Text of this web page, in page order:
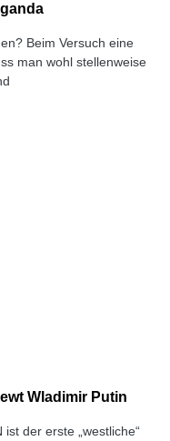
Beim Versuch eine
man wohl stellenweise
Wladimir Putin
der erste „westliche“